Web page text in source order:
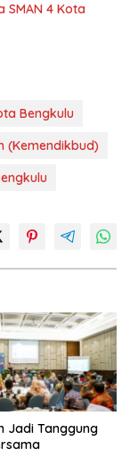
SMAN 4 Kota
Bengkulu
(Kemendikbud)
Jadi Tanggung